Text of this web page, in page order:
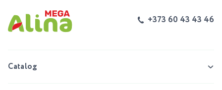
+373 60 43 43 46
Catalog